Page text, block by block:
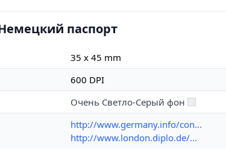
паспорт
35 x 45 mm
600 DPI
Очень Светло-Серый фон
http://www.germany.info/con...
http://www.london.diplo.de/...